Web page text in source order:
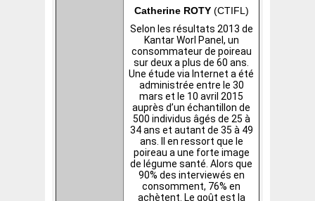
Catherine ROTY(CTIFL)
Selon les résultats 2013 de
Kantar Worl Panel, un
consommateur de poireau
sur deux a plus de 60 ans.
Une étude via Internet a été
administrée entre le 30
mars et le 10 avril 2015
auprès d’un échantillon de
500 individus âgés de 25 à
34 ans et autant de 35 à 49
ans. Il en ressort que le
poireau a une forte image
de légume santé. Alors que
90% des interviewés en
consomment, 76% en
achètent. Le goût est la